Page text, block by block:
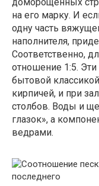
на его марку. И
одну часть
наполнителя,
Соответственно,
отношение 1:5.
бытовой
кирпичей, и при
столбов. Воды и
глазок», а
ведрами.